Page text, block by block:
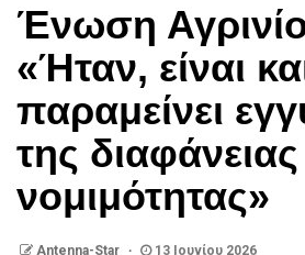
Ένωση
«Ήταν, είναι
παραμείνει
της διαφάνειας
νομιμότητας»
Antenna-Star 13 Ιουνίου 2026